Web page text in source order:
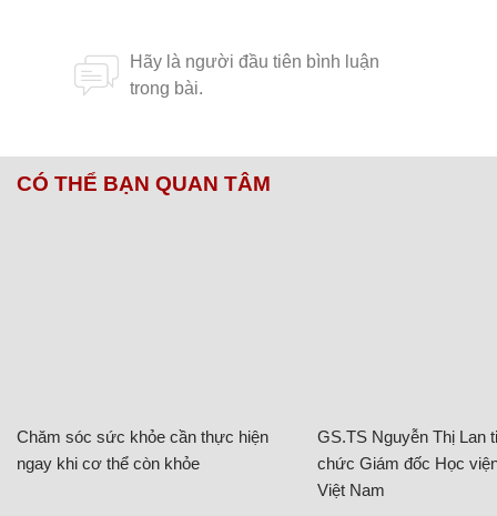
CÓ THỂ BẠN QUAN TÂM
Chăm sóc sức khỏe cần thực hiện
ngay khi cơ thể còn khỏe
GS.TS Nguyễn Thị Lan
chức Giám đốc Học
Việt Nam